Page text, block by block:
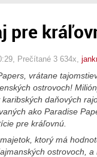
pre
, Prečítané 3 634x,
vrátane
ostrovoch!
daňových
ako Paradise
pre kráľovnú.
ktorý má
ostrovoch,